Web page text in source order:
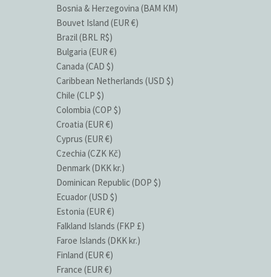
Bosnia & Herzegovina (BAM КМ)
Bouvet Island (EUR €)
Brazil (BRL R$)
Bulgaria (EUR €)
Canada (CAD $)
Caribbean Netherlands (USD $)
Chile (CLP $)
Colombia (COP $)
Croatia (EUR €)
Cyprus (EUR €)
Czechia (CZK Kč)
Denmark (DKK kr.)
Dominican Republic (DOP $)
Ecuador (USD $)
Estonia (EUR €)
Falkland Islands (FKP £)
Faroe Islands (DKK kr.)
Finland (EUR €)
France (EUR €)